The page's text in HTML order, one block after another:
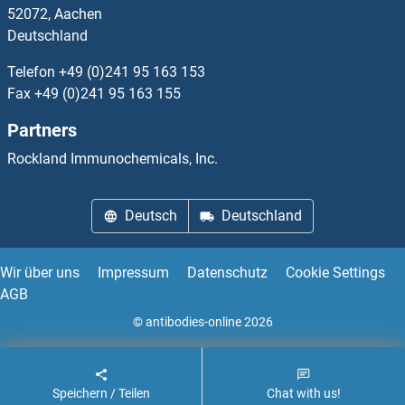
PDHA2 ELISA Kits
PDHB ELISA Kits
PDHX ELISA Kits
PDIA3 ELISA Kits
PDIA6 ELISA Kits
52072, Aachen
Deutschland
Telefon +49 (0)241 95 163 153
Fax +49 (0)241 95 163 155
Partners
Rockland Immunochemicals, Inc.
Deutsch Deutschland
Wir über uns Impressum Datenschutz
Cookie Settings
AGB
© antibodies-online 2026
Speichern / Teilen Chat with us!